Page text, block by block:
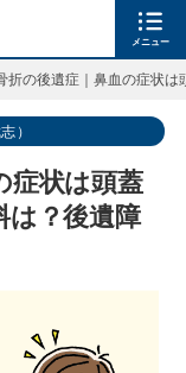
メニュー
折の後遺症｜鼻血の症状
野武志）
症状は頭蓋
は？後遺障